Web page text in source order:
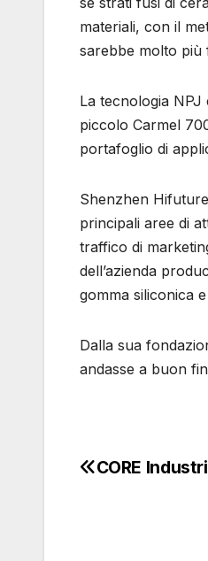
materiali, con il
sarebbe molto più
La tecnologia NPJ
piccolo Carmel
portafoglio di
Shenzhen
principali aree di
traffico di
dell’azienda
gomma siliconica
Dalla sua
andasse a buon
CORE